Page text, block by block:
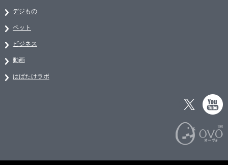
デジもの
ペット
ビジネス
動画
はばたけラボ